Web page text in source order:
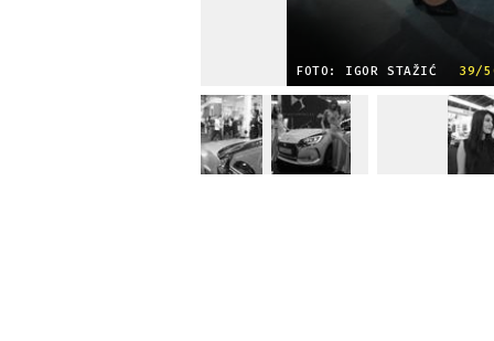
FOTO: IGOR STAŽIĆ 39/